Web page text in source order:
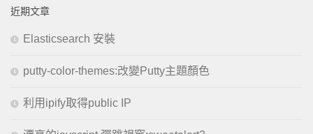
近期文章
Elasticsearch 安裝
putty-color-themes:改變Putty主題顏色
利用ipify取得public IP